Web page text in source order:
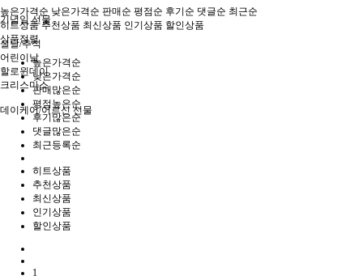
기념일 선물
설날/추석
어린이날
할로윈데이
크리스마스
데이케어/어르신 선물
높은가격순 낮은가격순 판매순 평점순 후기순 댓글순 최근순
히트상품 추천상품 최신상품 인기상품 할인상품
상품정렬
높은가격순
낮은가격순
판매많은순
평점높은순
후기많은순
댓글많은순
최근등록순
히트상품
추천상품
최신상품
인기상품
할인상품
1